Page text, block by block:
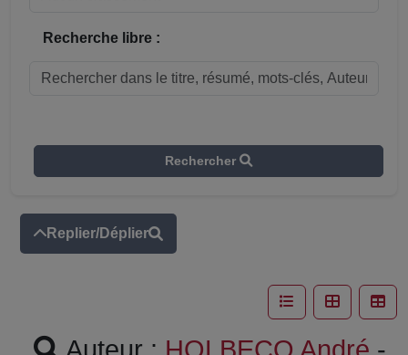
Recherche libre :
Rechercher
Replier/Déplier